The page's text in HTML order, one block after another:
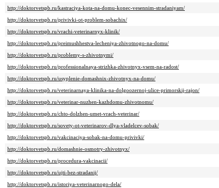
http://doktorvetspb.ru/kastraciya-kota-na-domu-konec-vesennim-stradaniyam/
http://doktorvetspb.ru/privivki-ot-problem-sobachix/
http://doktorvetspb.ru/vrachi-veterinarnyx-klinik/
http://doktorvetspb.ru/preimushhestva-lecheniya-zhivotnogo-na-domu/
http://doktorvetspb.ru/problemy-s-zhivotnymi/
http://doktorvetspb.ru/professionalnaya-strizhka-zhivotnyx-vsem-na-radost/
http://doktorvetspb.ru/usyplenie-domashnix-zhivotnyx-na-domu/
http://doktorvetspb.ru/veterinarnaya-klinika-na-dolgoozernoj-ulice-primorskij-rajon/
http://doktorvetspb.ru/veterinar-nuzhen-kazhdomu-zhivotnomu/
http://doktorvetspb.ru/chto-dolzhen-umet-vrach-veterinar/
http://doktorvetspb.ru/sovety-ot-veterinarov-dlya-vladelcev-sobak/
http://doktorvetspb.ru/vakcinaciya-sobak-na-domu-privivki/
http://doktorvetspb.ru/domashnie-osmotry-zhivotnyx/
http://doktorvetspb.ru/procedura-vakcinacii/
http://doktorvetspb.ru/ujti-bez-stradanij/
http://doktorvetspb.ru/istoriya-veterinarnogo-dela/